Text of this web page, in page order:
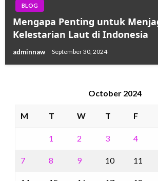
BLOG
Mengapa Penting untuk
Kelestarian Laut di Indonesia
adminnaw September 30, 2024
October 2024
M T W T F
1 2 3 4
7 8 9 10 11